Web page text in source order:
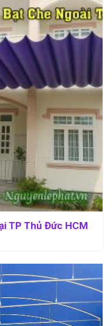
TP Thủ Đức HCM